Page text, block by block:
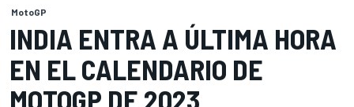
MotoGP
INDIA ENTRA A ÚLTIMA HORA
EN EL CALENDARIO DE
MOTOGP DE 2023